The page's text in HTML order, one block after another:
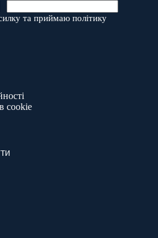
та приймаю політику
cookie